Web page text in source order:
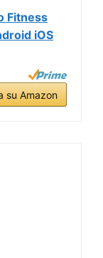
Fitness
iOS
su Amazon